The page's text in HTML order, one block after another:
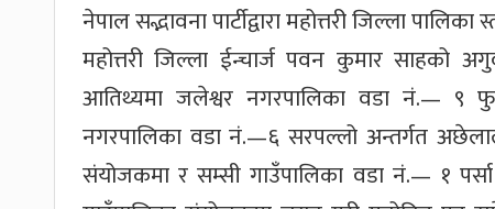
नेपाल सद्भावना पार्टीद्वारा महोत्तरी जिल्ला
महोत्तरी जिल्ला ईन्चार्ज पवन कुमार साहको
आतिथ्यमा जलेश्वर नगरपालिका वडा नं.— ९
नगरपालिका वडा नं.—६ सरपल्लो अन्तर्गत
संयोजकमा र सम्सी गाउँपालिका वडा नं.— १